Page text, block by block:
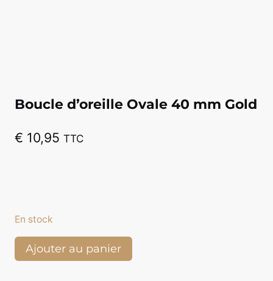
Boucle d’oreille Ovale 40 mm Gold
€ 10,95 TTC
En stock
quantité
de
Ajouter au panier